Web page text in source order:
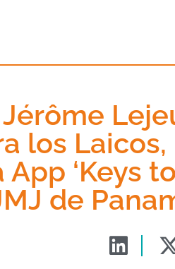
los
‘Keys
de